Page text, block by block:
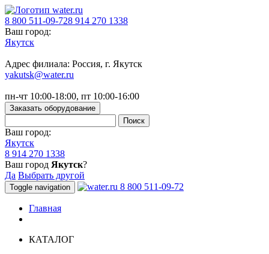
8 800 511-09-728 914 270 1338
Ваш город:
Якутск
Адрес филиала: Россия, г. Якутск
yakutsk@water.ru
пн-чт 10:00-18:00, пт 10:00-16:00
Заказать оборудование
Ваш город:
Якутск
8 914 270 1338
Ваш город Якутск?
Да Выбрать другой
Toggle navigation 8 800 511-09-72
Главная
КАТАЛОГ